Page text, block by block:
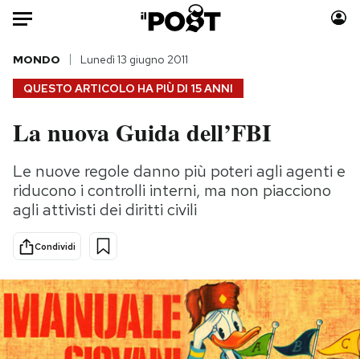
Auto
HOME
Italia
Politica
Tecnologia
Scienza
Economia
Sport
Moda
Consumismi
Altrecose
Mondiali calcio 2026
QUESTO ARTICOLO HA PIÙ DI 15 ANNI
MONDO Lunedì 13 giugno 2011
La nuova Guida dell’FBI
Le nuove regole danno più poteri agli agenti e
riducono i controlli interni, ma non piacciono
agli attivisti dei diritti civili
Condividi